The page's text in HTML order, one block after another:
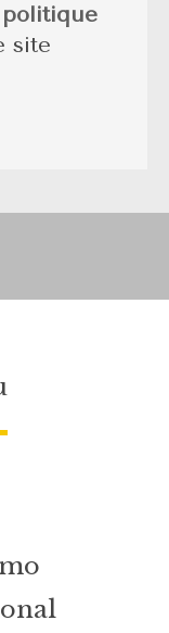
politique
site